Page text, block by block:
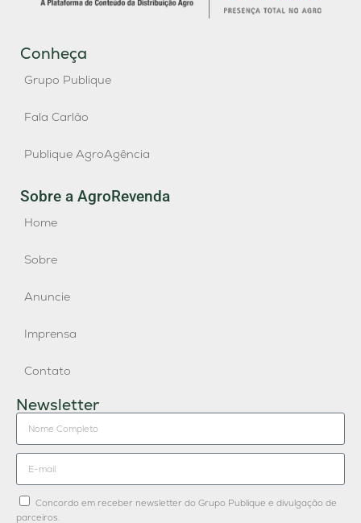
Conheça
Grupo Publique
Fala Carlão
Publique AgroAgência
Sobre a AgroRevenda
Home
Sobre
Anuncie
Imprensa
Contato
Newsletter
Concordo em receber newsletter do Grupo Publique e divulgação de
parceiros.